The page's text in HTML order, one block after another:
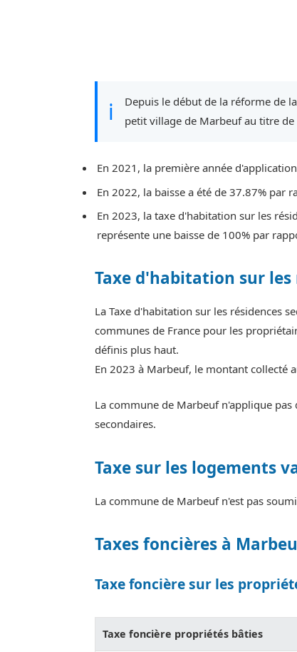
ℹ
Depuis le début de la réforme de
petit village de Marbeuf au titre de
En 2021, la première année
En 2022, la baisse a été de 37.87% par
En 2023, la taxe d'habitation sur les
représente une baisse de 100% par
Taxe d'habitation sur les
La Taxe d'habitation sur les résidences
communes de France pour les
définis plus haut.
En 2023 à Marbeuf, le montant collecté
La commune de Marbeuf n'applique
secondaires.
Taxe sur les logements
La commune de Marbeuf n'est pas
Taxes foncières à
Taxe foncière sur les
Taxe foncière propriétés bâties